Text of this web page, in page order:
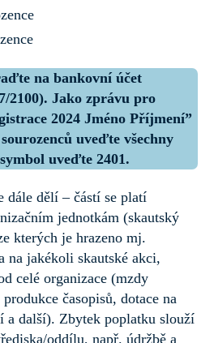
na bankovní účet
2100). Jako zprávu pro
2024 Jméno Příjmení”
uveďte všechny
uveďte 2401.
dále dělí – částí se platí
jednotkám (skautský
kterých je hrazeno mj.
na jakékoli skautské akci,
celé organizace (mzdy
časopisů, dotace na
a další). Zbytek poplatku slouží
oddílu, např. údržbě a